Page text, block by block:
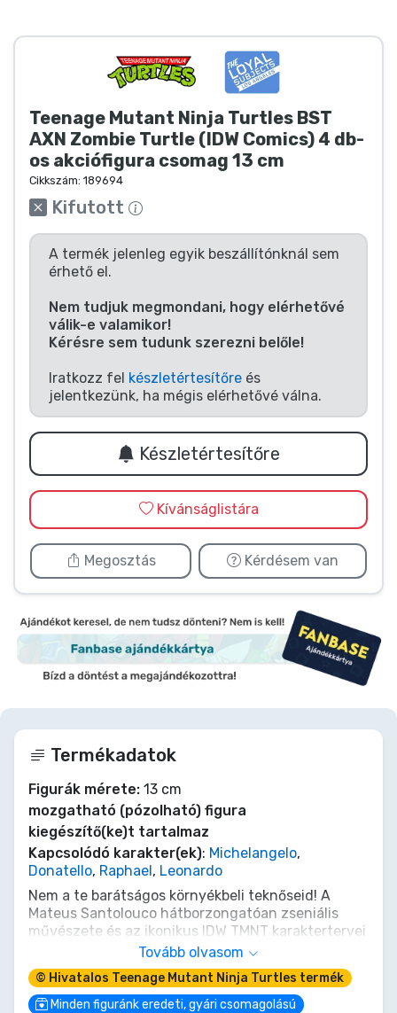
Teenage Mutant Ninja Turtles BST
AXN Zombie Turtle (IDW Comics) 4 db-
os akciófigura csomag 13 cm
Cikkszám: 189694
Kifutott
A termék jelenleg egyik beszállítónknál sem
érhető el.
Nem tudjuk megmondani, hogy elérhetővé
válik-e valamikor!
Kérésre sem tudunk szerezni belőle!
Iratkozz fel készletértesítőre és
jelentkezünk, ha mégis elérhetővé válna.
Készletértesítőre
Kívánságlistára
Megosztás Kérdésem van
Termékadatok
Figurák mérete: 13 cm
mozgatható (pózolható) figura
kiegészítő(ke)t tartalmaz
Kapcsolódó karakter(ek): Michelangelo,
Donatello, Raphael , Leonardo
Nem a te barátságos környékbeli teknőseid! A
Mateus Santolouco hátborzongatóan zseniális
művészete és az ikonikus IDW TMNT karaktertervei
ihlették, a The Loyal Subjects bemutat egy
hátborzongató TMNT Heroes 4-es csomagot egy
áhított képregényes monokróm színvilágban,
melyben kedvenc mutáns teknőseink zombi
Tovább olvasom
© Hivatalos Teenage Mutant Ninja Turtles termék
Minden figuránk eredeti, gyári csomagolású
Animés cuccok
Gamer cuccok
Sportos cuccok
Zenés cuccok
Terméktípusok
Márkák